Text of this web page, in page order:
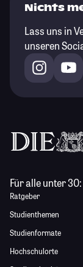
Nichts
Lass uns in
unseren
Für alle unter 30:
Ratgeber
Studienthemen
Studienformate
Hochschulorte